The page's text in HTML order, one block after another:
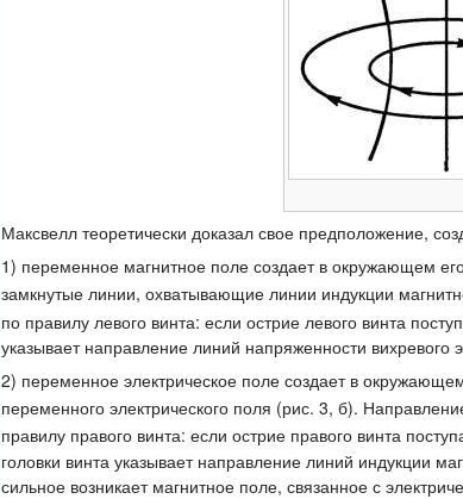
Максвелл теоретически доказал свое предположение,
1) переменное магнитное поле создает в окружающем
замкнутые линии, охватывающие линии индукции
по правилу левого винта: если острие левого винта
указывает направление линий напряженности вихревого
2) переменное электрическое поле создает в
переменного электрического поля (рис. 3, б).
правилу правого винта: если острие правого винта
головки винта указывает направление линий индукции
сильное возникает магнитное поле, связанное с